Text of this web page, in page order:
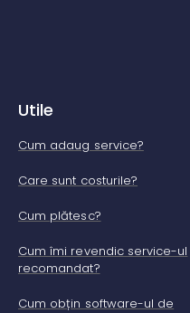
Utile
Cum adaug service?
Care sunt costurile?
Cum plătesc?
Cum îmi revendic service-ul
recomandat?
Cum obțin software-ul de